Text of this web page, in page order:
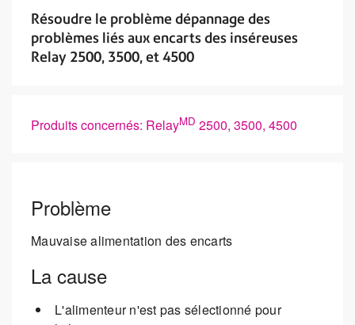
Résoudre le problème dépannage des
problèmes liés aux encarts des inséreuses
Relay 2500, 3500, et 4500
Produits concernés: RelayMD 2500, 3500, 4500
Problème
Mauvaise alimentation des encarts
La cause
L'alimenteur n'est pas sélectionné pour